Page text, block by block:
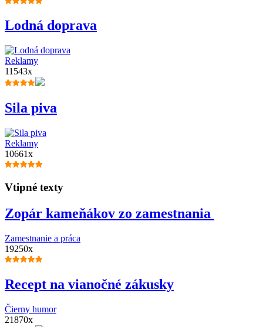
Lodná doprava
Reklamy
11543x
Sila piva
Reklamy
10661x
Vtipné texty
Zopár kameňákov zo zamestnania
Zamestnanie a práca
19250x
Recept na vianočné zákusky
Čierny humor
21870x